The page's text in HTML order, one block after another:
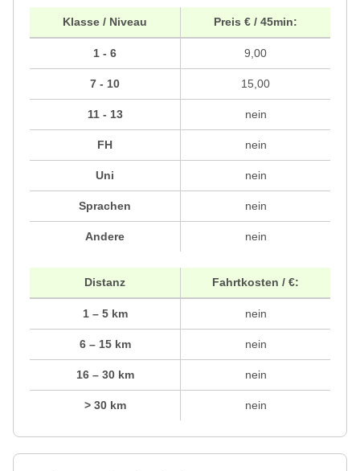
Klasse / Niveau
1 - 6
7 - 10
11 - 13
FH
Uni
Sprachen
Andere
Preis € / 45min:
9,00
15,00
nein
nein
nein
nein
nein
Distanz
1 – 5 km
6 – 15 km
16 – 30 km
> 30 km
Fahrtkosten / €:
nein
nein
nein
nein